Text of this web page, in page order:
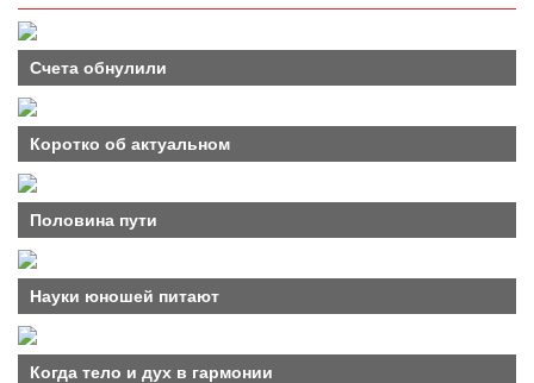
Счета обнулили
Коротко об актуальном
Половина пути
Науки юношей питают
Когда тело и дух в гармонии